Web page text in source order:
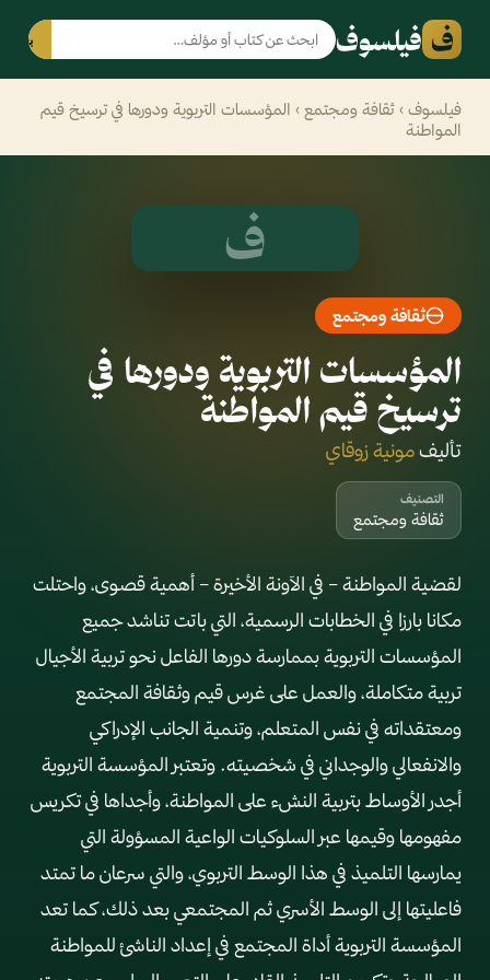
ف فيلسوف بحث
فيلسوف › ثقافة ومجتمع › المؤسسات التربوية ودورها في ترسيخ قيم
المواطنة
ف
ثقافة ومجتمع
المؤسسات التربوية ودورها في
ترسيخ قيم المواطنة
تأليفمونية زوقاي
التصنيف
ثقافة ومجتمع
لقضية المواطنة – في الآونة الأخيرة – أهمية قصوى، واحتلت
مكانا بارزا في الخطابات الرسمية، التي باتت تناشد جميع
المؤسسات التربوية بممارسة دورها الفاعل نحو تربية الأجيال
تربية متكاملة، والعمل على غرس قيم وثقافة المجتمع
ومعتقداته في نفس المتعلم، وتنمية الجانب الإدراكي
والانفعالي والوجداني في شخصيته. وتعتبر المؤسسة التربوية
أجدر الأوساط بتربية النشء على المواطنة، وأجداها في تكريس
مفهومها وقيمها عبر السلوكيات الواعية المسؤولة التي
يمارسها التلميذ في هذا الوسط التربوي، والتي سرعان ما تمتد
فاعليتها إلى الوسط الأسري ثم المجتمعي بعد ذلك، كما تعد
المؤسسة التربوية أداة المجتمع في إعداد الناشئ للمواطنة